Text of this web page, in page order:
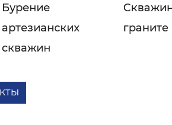
Бурение
артезианских
скважин
граните